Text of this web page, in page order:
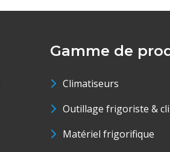
Gamme de
Climatiseurs
Outillage frigoriste &
Matériel frigorifique